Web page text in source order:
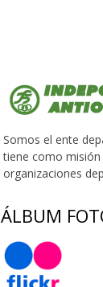
Somos el ente
tiene como misión
organizaciones
ÁLBUM